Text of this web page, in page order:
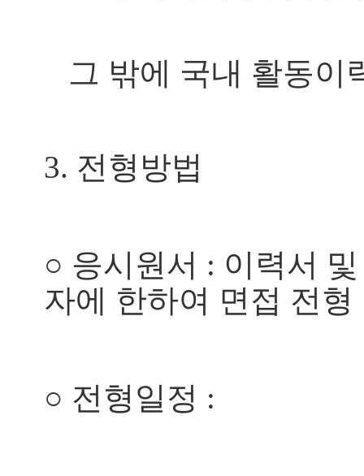
그 밖에 국내 활동이
3. 전형방법
○ 응시원서 : 이력서
자에 한하여 면접 전형
○ 전형일정 :